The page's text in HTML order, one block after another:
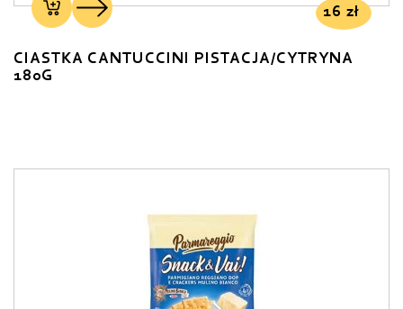
16 zł
CIASTKA CANTUCCINI PISTACJA/CYTRYNA
180G